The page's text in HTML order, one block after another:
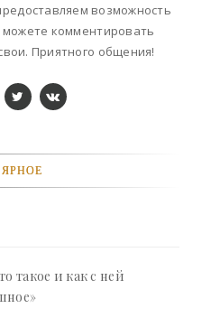
возможность
комментировать
Приятного общения!
такое и как с ней